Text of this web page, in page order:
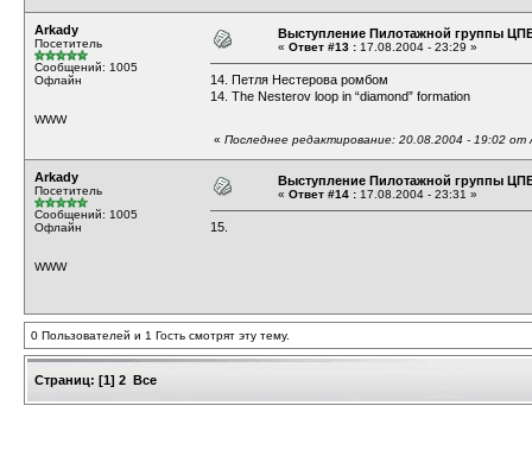
Arkady
Посетитель
Сообщений: 1005
Офлайн
WWW
Выступление Пилотажной группы
« Ответ #13 : 17.08.2004 - 23:29 »
14. Петля Нестерова ромбом
14. The Nesterov loop in “diamond” formation
« Последнее редактирование: 20.08.2004 - 19:02 от
Arkady
Посетитель
Сообщений: 1005
Офлайн
WWW
Выступление Пилотажной группы
« Ответ #14 : 17.08.2004 - 23:31 »
15.
0 Пользователей и 1 Гость смотрят эту тему.
Страниц: [1] 2 Все